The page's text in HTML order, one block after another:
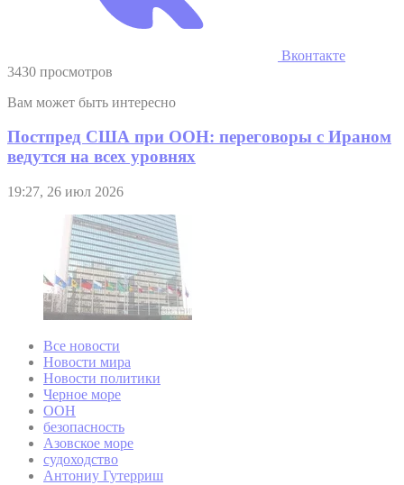
Вконтакте
3430 просмотров
Вам может быть интересно
Постпред США при ООН: переговоры с Ираном
ведутся на всех уровнях
19:27, 26 июл 2026
Все новости
Новости мира
Новости политики
Черное море
ООН
безопасность
Азовское море
судоходство
Антониу Гутерриш